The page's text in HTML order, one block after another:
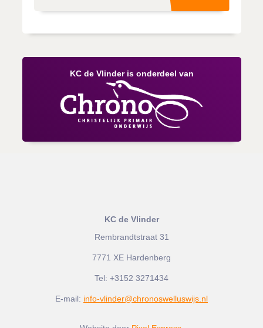
KC de Vlinder is onderdeel van
KC de Vlinder
Rembrandtstraat 31
7771 XE Hardenberg
Tel: +3152 3271434
E-mail: info-vlinder@chronoswelluswijs.nl